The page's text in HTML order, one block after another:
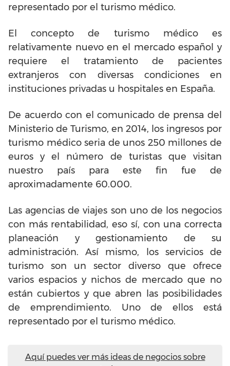
representado por el turismo médico.
El concepto de turismo médico es
relativamente nuevo en el mercado español y
requiere el tratamiento de pacientes
extranjeros con diversas condiciones en
instituciones privadas u hospitales en España.
De acuerdo con el comunicado de prensa del
Ministerio de Turismo, en 2014, los ingresos por
turismo médico seria de unos 250 millones de
euros y el número de turistas que visitan
nuestro país para este fin fue de
aproximadamente 60.000.
Las agencias de viajes son uno de los negocios
con más rentabilidad, eso sí, con una correcta
planeación y gestionamiento de su
administración. Así mismo, los servicios de
turismo
son un sector diverso que ofrece
varios espacios y nichos de mercado que no
están cubiertos y que abren las posibilidades
de emprendimiento. Uno de ellos está
representado por el turismo médico.
Aquí puedes ver más ideas de negocios sobre